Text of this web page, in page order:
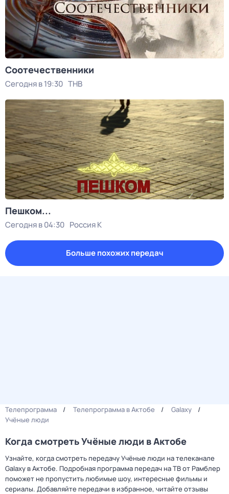
Соотечественники
Сегодня в 19:30 ТНВ
Пешком...
Сегодня в 04:30 Россия К
Больше похожих передач
Телепрограмма Телепрограмма в Актобе
Galaxy
Учёные люди
Когда смотреть Учёные люди в Актобе
Узнайте, когда смотреть передачу Учёные люди на телеканале
Galaxy в Актобе. Подробная программа передач на ТВ от Рамблер
поможет не пропустить любимые шоу, интересные фильмы и
сериалы. Добавляйте передачи в избранное, читайте отзывы